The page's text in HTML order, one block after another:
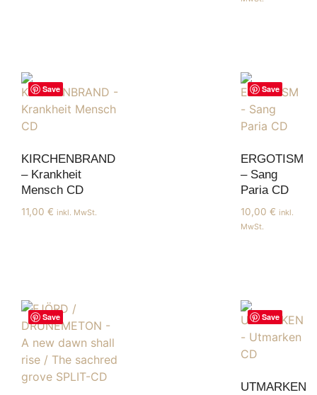
Save
KIRCHENBRAND
– Krankheit
Mensch CD
11,00 € inkl. MwSt.
Save
ERGOTISM
– Sang
Paria CD
10,00 € inkl.
MwSt.
Save Save
UTMARKEN